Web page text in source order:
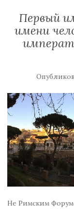
Первый
имени
Не Римским